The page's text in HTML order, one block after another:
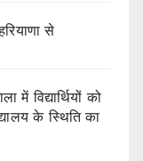
से
में विद्यार्थियों को
के स्थिति का